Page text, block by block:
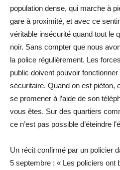
population dense, qui marche à
gare à proximité, et avec ce
véritable insécurité quand tout le
noir. Sans compter que nous
la police régulièrement. Les
public doivent pouvoir
sécuritaire. Quand on est piéton,
se promener à l’aide de son
vous êtes. Sur des quartiers
ce n’est pas possible d’éteindre
Un récit confirmé par un policier
5 septembre : « Les policiers ont